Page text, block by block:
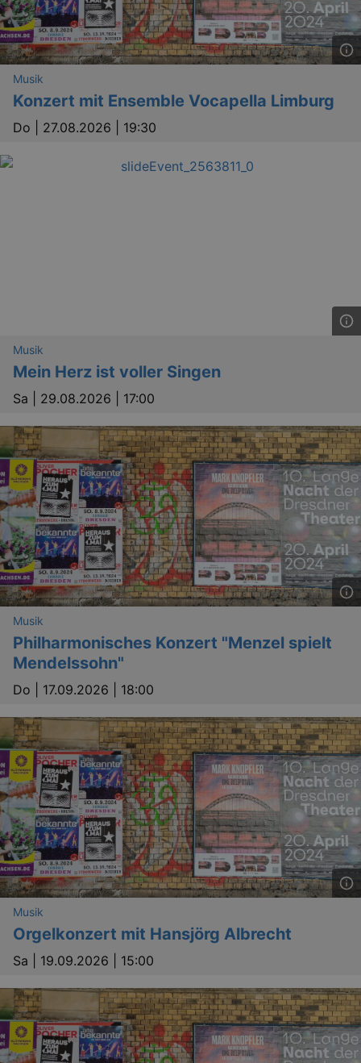
Musik
Konzert mit Ensemble Vocapella Limburg
Do | 27.08.2026 | 19:30
Musik
Mein Herz ist voller Singen
Sa | 29.08.2026 | 17:00
Musik
Philharmonisches Konzert "Menzel spielt
Mendelssohn"
Do | 17.09.2026 | 18:00
Musik
Orgelkonzert mit Hansjörg Albrecht
Sa | 19.09.2026 | 15:00